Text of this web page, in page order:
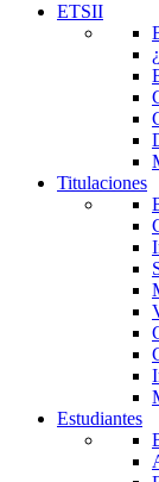
ETSII
Titulaciones
Estudiantes